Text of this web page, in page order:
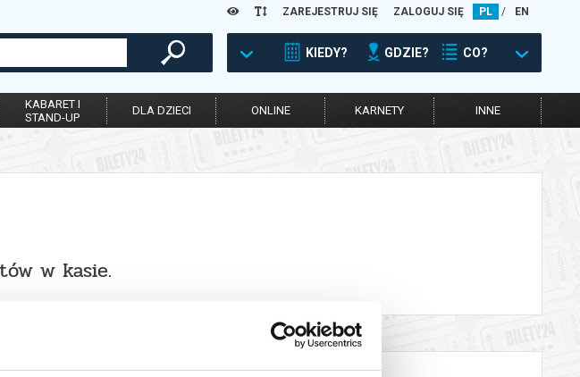
ZAREJESTRUJ SIĘ ZALOGUJ SIĘ PL / EN
KIEDY? GDZIE? CO?
KABARET I
STAND-UP
DLA DZIECI ONLINE KARNETY INNE
w kasie.